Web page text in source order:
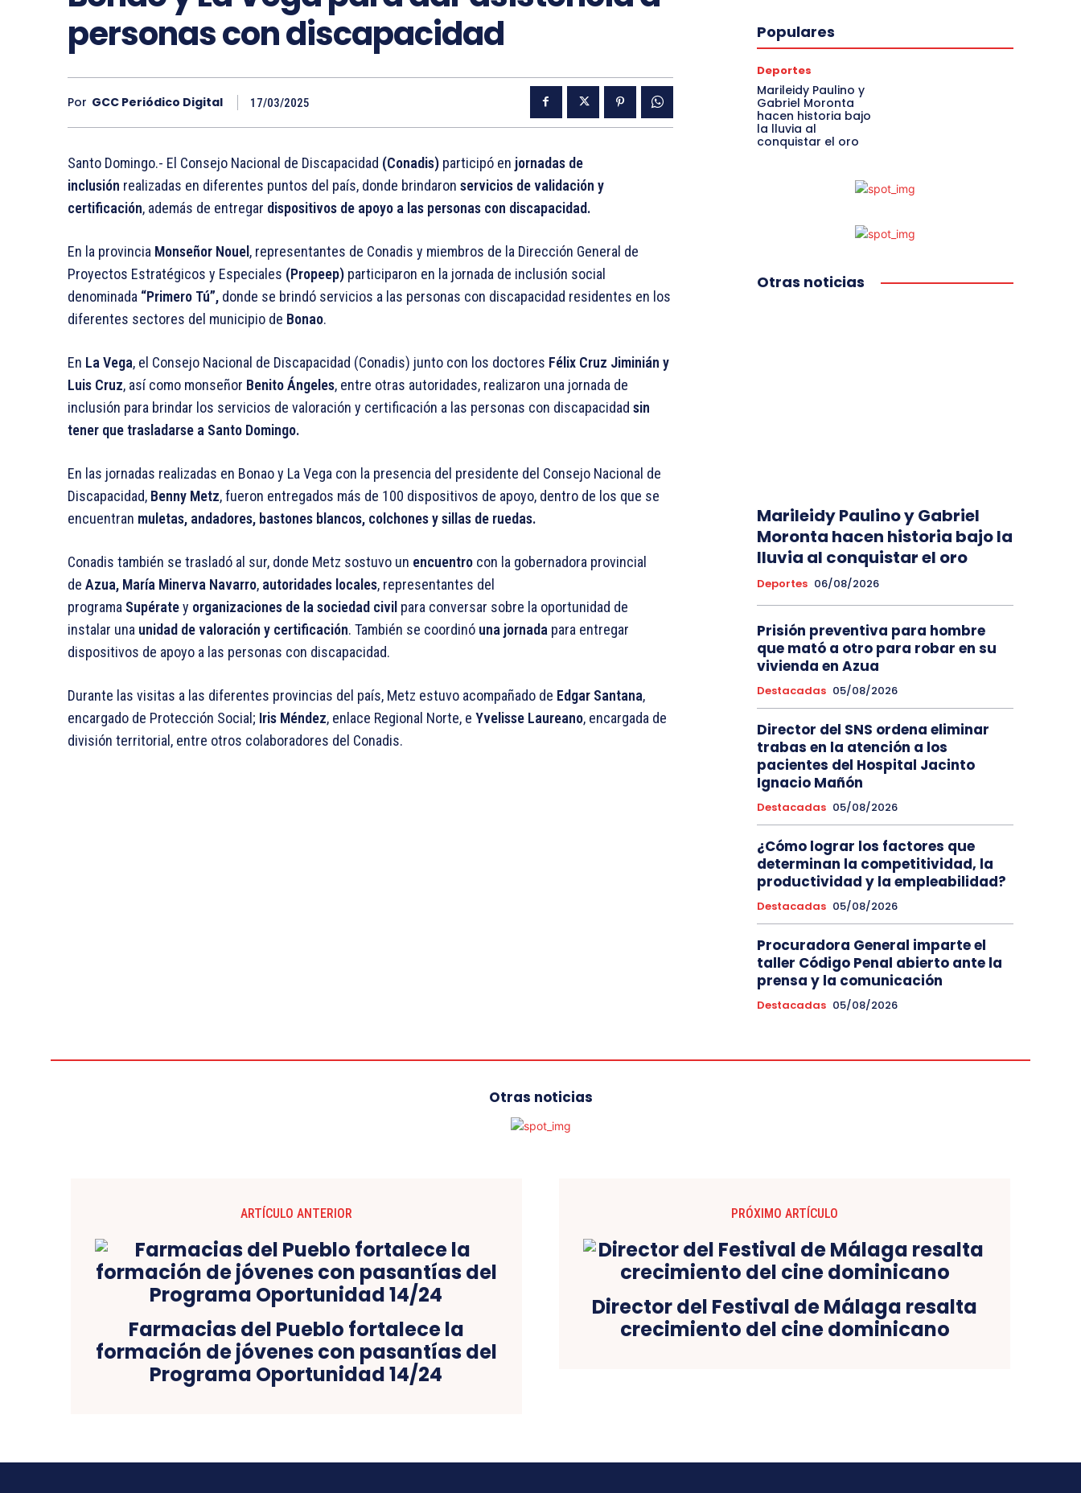
personas con discapacidad
Por GCC Periódico Digital 17/03/2025
Santo Domingo.- El Consejo Nacional de Discapacidad (Conadis) participó en jornadas de
inclusión realizadas en diferentes puntos del país, donde brindaron servicios de validación y
certificación, además de entregar dispositivos de apoyo a las personas con discapacidad.
En la provincia Monseñor Nouel, representantes de Conadis y miembros de la Dirección General de
Proyectos Estratégicos y Especiales (Propeep) participaron en la jornada de inclusión social
denominada “Primero Tú”, donde se brindó servicios a las personas con discapacidad residentes en los
diferentes sectores del municipio de Bonao.
En La Vega, el Consejo Nacional de Discapacidad (Conadis) junto con los doctores Félix Cruz Jiminián y
Luis Cruz, así como monseñor Benito Ángeles, entre otras autoridades, realizaron una jornada de
inclusión para brindar los servicios de valoración y certificación a las personas con discapacidad sin
tener que trasladarse a Santo Domingo.
En las jornadas realizadas en Bonao y La Vega con la presencia del presidente del Consejo Nacional de
Discapacidad, Benny Metz, fueron entregados más de 100 dispositivos de apoyo, dentro de los que se
encuentran muletas, andadores, bastones blancos, colchones y sillas de ruedas.
Conadis también se trasladó al sur, donde Metz sostuvo un encuentro con la gobernadora provincial
de Azua, María Minerva Navarro, autoridades locales, representantes del
programa Supératey organizaciones de la sociedad civil para conversar sobre la oportunidad de
instalar una unidad de valoración y certificación. También se coordinó una jornada para entregar
dispositivos de apoyo a las personas con discapacidad.
Durante las visitas a las diferentes provincias del país, Metz estuvo acompañado de Edgar Santana,
encargado de Protección Social; Iris Méndez, enlace Regional Norte, e Yvelisse Laureano, encargada de
división territorial, entre otros colaboradores del Conadis.
Populares
Deportes
Marileidy Paulino y
Gabriel Moronta
hacen historia bajo
la lluvia al
conquistar el oro
Otras noticias
Marileidy Paulino y Gabriel
Moronta hacen historia bajo la
lluvia al conquistar el oro
Deportes 06/08/2026
Prisión preventiva para hombre
que mató a otro para robar en su
vivienda en Azua
Destacadas 05/08/2026
Director del SNS ordena eliminar
trabas en la atención a los
pacientes del Hospital Jacinto
Ignacio Mañón
Destacadas 05/08/2026
¿Cómo lograr los factores que
determinan la competitividad, la
productividad y la empleabilidad?
Destacadas 05/08/2026
Procuradora General imparte el
taller Código Penal abierto ante la
prensa y la comunicación
Destacadas 05/08/2026
Otras noticias
ARTÍCULO ANTERIOR
Farmacias del Pueblo fortalece la
formación de jóvenes con pasantías del
Programa Oportunidad 14/24
PRÓXIMO ARTÍCULO
Director del Festival de Málaga resalta
crecimiento del cine dominicano